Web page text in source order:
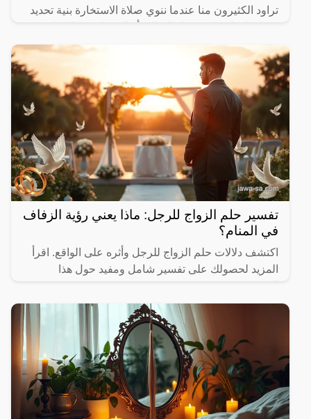
تراود الكثيرون منا عندما ننوي صلاة الاستخارة بنية تحديد
ويهتم
تفسير حلم الزواج للرجل: ماذا يعني رؤية الزفاف
في المنام؟
اكتشف دلالات حلم الزواج للرجل وأثره على الواقع. اقرأ
المزيد لحصولك على تفسير شامل ومفيد حول هذا